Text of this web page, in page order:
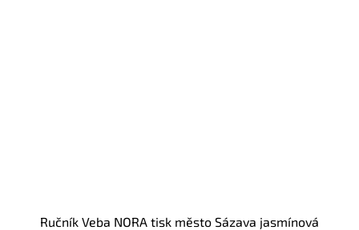
Ručník Veba NORA tisk město Sázava jasmínová